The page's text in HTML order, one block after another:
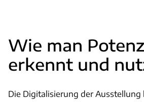
Wie man
erkennt und
Die Digitalisierung der Ausstellung